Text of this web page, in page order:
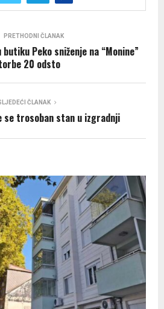
PRETHODNI ČLANAK
Peko sniženje na “Monine”
20 odsto
ČLANAK
se trosoban stan u izgradnji